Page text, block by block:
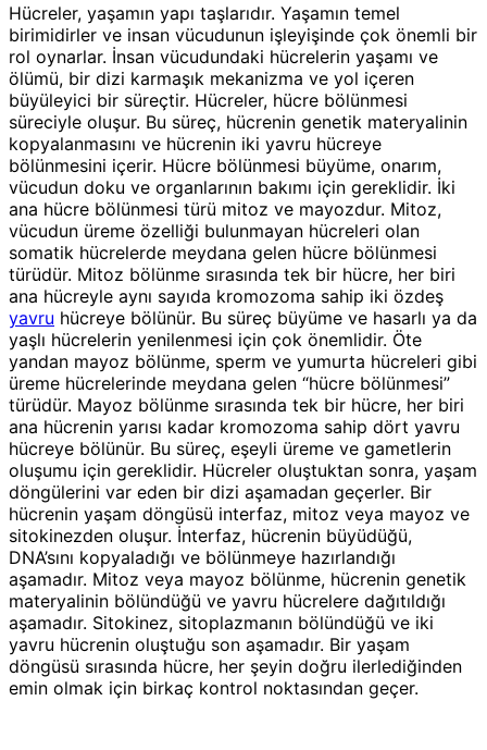
Hücreler, yaşamın yapı taşlarıdır. Yaşamın temel
birimidirler ve insan vücudunun işleyişinde çok önemli bir
rol oynarlar. İnsan vücudundaki hücrelerin yaşamı ve
ölümü, bir dizi karmaşık mekanizma ve yol içeren
büyüleyici bir süreçtir. Hücreler, hücre bölünmesi
süreciyle oluşur. Bu süreç, hücrenin genetik materyalinin
kopyalanmasını ve hücrenin iki yavru hücreye
bölünmesini içerir. Hücre bölünmesi büyüme, onarım,
vücudun doku ve organlarının bakımı için gereklidir. İki
ana hücre bölünmesi türü mitoz ve mayozdur. Mitoz,
vücudun üreme özelliği bulunmayan hücreleri olan
somatik hücrelerde meydana gelen hücre bölünmesi
türüdür. Mitoz bölünme sırasında tek bir hücre, her biri
ana hücreyle aynı sayıda kromozoma sahip iki özdeş
yavru hücreye bölünür. Bu süreç büyüme ve hasarlı ya da
yaşlı hücrelerin yenilenmesi için çok önemlidir. Öte
yandan mayoz bölünme, sperm ve yumurta hücreleri gibi
üreme hücrelerinde meydana gelen “hücre bölünmesi”
türüdür. Mayoz bölünme sırasında tek bir hücre, her biri
ana hücrenin yarısı kadar kromozoma sahip dört yavru
hücreye bölünür. Bu süreç, eşeyli üreme ve gametlerin
oluşumu için gereklidir. Hücreler oluştuktan sonra, yaşam
döngülerini var eden bir dizi aşamadan geçerler. Bir
hücrenin yaşam döngüsü interfaz, mitoz veya mayoz ve
sitokinezden oluşur. İnterfaz, hücrenin büyüdüğü,
DNA’sını kopyaladığı ve bölünmeye hazırlandığı
aşamadır. Mitoz veya mayoz bölünme, hücrenin genetik
materyalinin bölündüğü ve yavru hücrelere dağıtıldığı
aşamadır. Sitokinez, sitoplazmanın bölündüğü ve iki
yavru hücrenin oluştuğu son aşamadır. Bir yaşam
döngüsü sırasında hücre, her şeyin doğru ilerlediğinden
emin olmak için birkaç kontrol noktasından geçer.